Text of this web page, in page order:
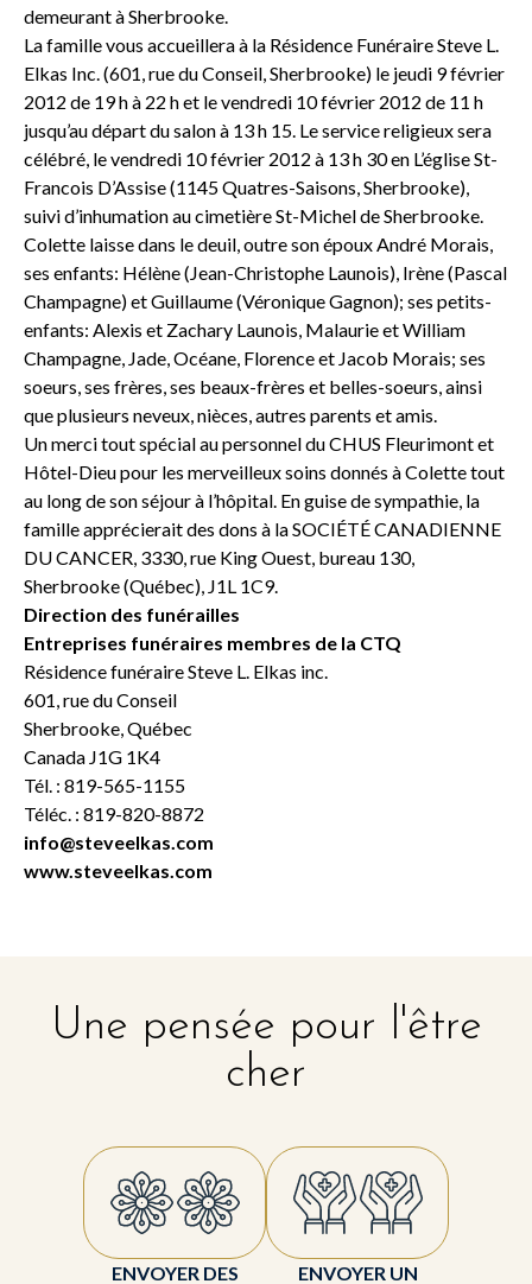
demeurant à Sherbrooke.
La famille vous accueillera à la Résidence Funéraire Steve L.
Elkas Inc. (601, rue du Conseil, Sherbrooke) le jeudi 9 février
2012 de 19 h à 22 h et le vendredi 10 février 2012 de 11 h
jusqu’au départ du salon à 13 h 15. Le service religieux sera
célébré, le vendredi 10 février 2012 à 13 h 30 en L’église St-
Francois D’Assise (1145 Quatres-Saisons, Sherbrooke),
suivi d’inhumation au cimetière St-Michel de Sherbrooke.
Colette laisse dans le deuil, outre son époux André Morais,
ses enfants: Hélène (Jean-Christophe Launois), Irène (Pascal
Champagne) et Guillaume (Véronique Gagnon); ses petits-
enfants: Alexis et Zachary Launois, Malaurie et William
Champagne, Jade, Océane, Florence et Jacob Morais; ses
soeurs, ses frères, ses beaux-frères et belles-soeurs, ainsi
que plusieurs neveux, nièces, autres parents et amis.
Un merci tout spécial au personnel du CHUS Fleurimont et
Hôtel-Dieu pour les merveilleux soins donnés à Colette tout
au long de son séjour à l’hôpital. En guise de sympathie, la
famille apprécierait des dons à la SOCIÉTÉ CANADIENNE
DU CANCER, 3330, rue King Ouest, bureau 130,
Sherbrooke (Québec), J1L 1C9.
Direction des funérailles
Entreprises funéraires membres de la CTQ
Résidence funéraire Steve L. Elkas inc.
601, rue du Conseil
Sherbrooke, Québec
Canada J1G 1K4
Tél. : 819-565-1155
Téléc. : 819-820-8872
info@steveelkas.com
www.steveelkas.com
Une pensée pour l'être
cher
ENVOYER DES ENVOYER UN